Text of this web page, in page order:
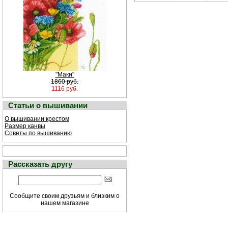
"Маки"
1860 руб.
1116 руб.
Статьи о вышивании
О вышивании крестом
Размер канвы
Советы по вышиванию
Рассказать другу
Сообщите своим друзьям и близким о
нашем магазине